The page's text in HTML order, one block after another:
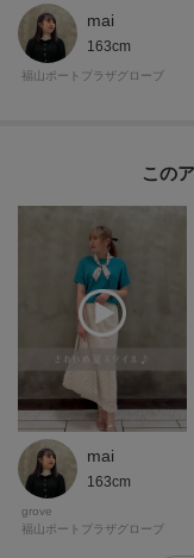
※照明の関係により、実際
た、パソコン・スマートフ
が異なる場合もございます。
【お買い物をよりお楽し
＼＼気になるアイテムは
◆オンラインサイトの商
『ハートマーク』をクリ
再入荷通知や値下げ情報
マイページにてお気に入り
＊＊＊＊＊＊＊＊＊＊＊＊
【26SS】
mai
163cm
福山ポートプラザグローブ
この
mai
163cm
grove
福山ポートプラザグローブ